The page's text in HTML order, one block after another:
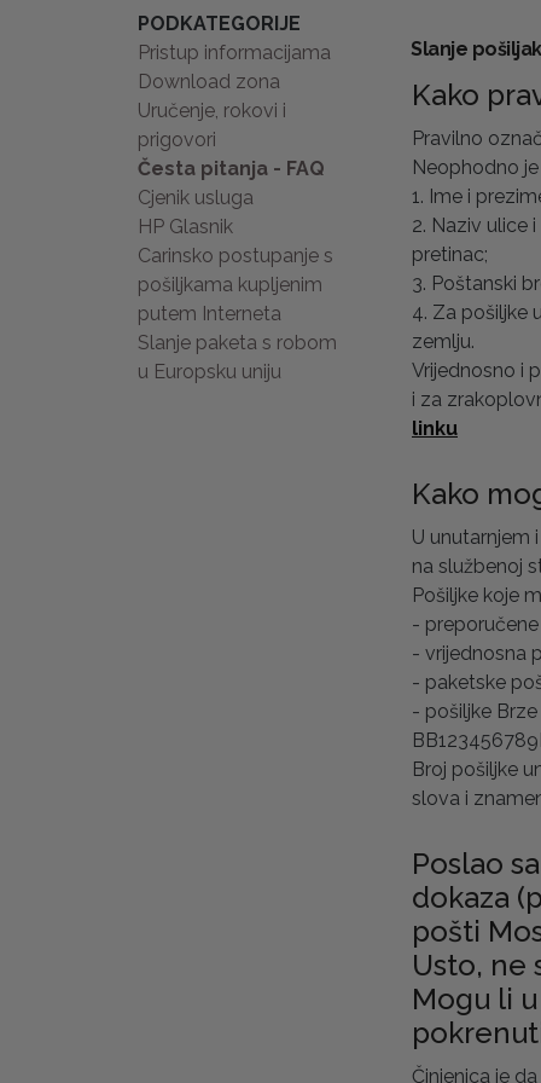
PODKATEGORIJE
Pristup informacijama
Download zona
Uručenje, rokovi i
prigovori
Česta pitanja - FAQ
Cjenik usluga
HP Glasnik
Carinsko postupanje s
pošiljkama kupljenim
putem Interneta
Slanje paketa s robom
u Europsku uniju
Slanje
Kako
Pravilno
Neophodno
1. Ime i
2. Naziv ulice
pretinac;
3. Poštanski
4. Za pošiljke
zemlju.
Vrijednosno i
i za
linku
Kako
U unutarnjem
na službenoj
Pošiljke koje
- preporučene
- vrijednosna
- paketske
- pošiljke Brze
Broj pošiljke
slova i
Poslao
dokaza
pošti
Usto, ne
Mogu li
Činjenica je